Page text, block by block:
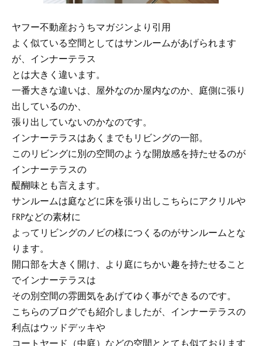
ヤフー不動産おうちマガジンより引用
よく似ている空間としてはサンルームがあげられます
が、インナーテラス
とは大きく違います。
一番大きな違いは、屋外なのか屋内なのか、庭側に張り
出しているのか、
張り出していないのかなのです。
インナーテラスはあくまでもリビングの一部。
このリビングに別の空間のような開放感を持たせるのが
インナーテラスの
醍醐味とも言えます。
サンルームは庭などに床を張り出しこちらにアクリルや
FRPなどの素材に
よってリビングのノビの様につくるのがサンルームとな
ります。
開口部を大きく開け、より庭にちかい趣を持たせること
でインナーテラスは
その別空間の雰囲気をあげてゆく事ができるのです。
こちらのブログでも紹介しましたが、インナーテラスの
利点はウッドデッキや
コートヤード（中庭）などの空間ととても似ております